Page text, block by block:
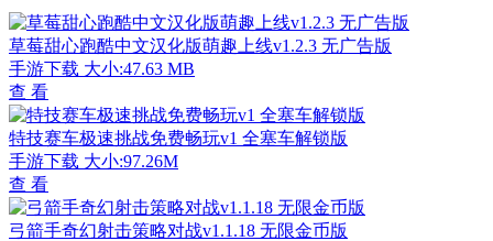
草莓甜心跑酷中文汉化版萌趣上线v1.2.3 无广告版
手游下载 大小:47.63 MB
查 看
特技赛车极速挑战免费畅玩v1 全塞车解锁版
手游下载 大小:97.26M
查 看
弓箭手奇幻射击策略对战v1.1.18 无限金币版